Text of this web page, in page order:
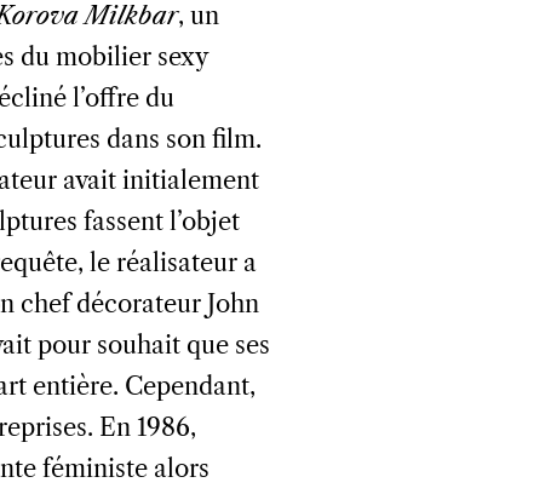
Milkbar, un
du mobilier sexy
l’offre du
dans son film.
avait initialement
fassent l’objet
le réalisateur a
chef décorateur John
pour souhait que ses
entière. Cependant,
En 1986,
féministe alors